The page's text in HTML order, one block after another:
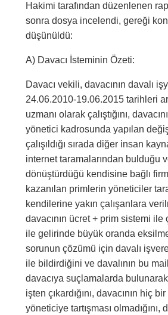
Hakimi tarafından düzenlenen
sonra dosya incelendi, gereği
düşünüldü:
A) Davacı İsteminin Özeti:
Davacı vekili, davacının davalı
24.06.2010-19.06.2015 tarihleri
uzmanı olarak çalıştığını,
yönetici kadrosunda yapılan
çalışıldığı sırada diğer insan
internet taramalarından bulduğu
dönüştürdüğü kendisine bağlı
kazanılan primlerin yöneticiler
kendilerine yakın çalışanlara
davacının ücret + prim sistemi ile
ile gelirinde büyük oranda
sorunun çözümü için davalı
ile bildirdiğini ve davalının bu
davacıya suçlamalarda
işten çıkardığını, davacının hiç
yöneticiye tartışması olmadığını,